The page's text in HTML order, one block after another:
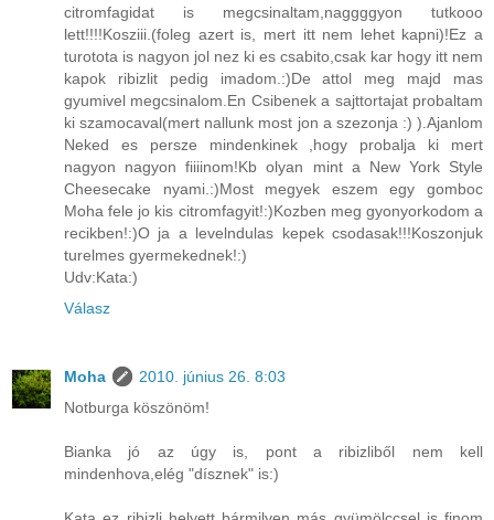
citromfagidat is megcsinaltam,naggggyon tutkooo
lett!!!!Kosziii.(foleg azert is, mert itt nem lehet kapni)!Ez a
turotota is nagyon jol nez ki es csabito,csak kar hogy itt nem
kapok ribizlit pedig imadom.:)De attol meg majd mas
gyumivel megcsinalom.En Csibenek a sajttortajat probaltam
ki szamocaval(mert nallunk most jon a szezonja :) ).Ajanlom
Neked es persze mindenkinek ,hogy probalja ki mert
nagyon nagyon fiiiinom!Kb olyan mint a New York Style
Cheesecake nyami.:)Most megyek eszem egy gomboc
Moha fele jo kis citromfagyit!:)Kozben meg gyonyorkodom a
recikben!:)O ja a levelndulas kepek csodasak!!!Koszonjuk
turelmes gyermekednek!:)
Udv:Kata:)
Válasz
Moha
2010. június 26. 8:03
Notburga köszönöm!
Bianka jó az úgy is, pont a ribizliből nem kell
mindenhova,elég "dísznek" is:)